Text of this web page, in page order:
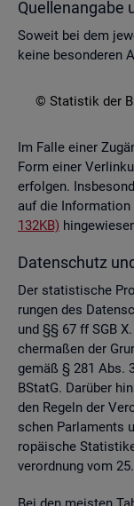
Quel­len­an­ga­be
So­weit bei dem
keine be­son­de­ren
© Sta­tis­tik der
Im Falle einer
Form einer
er­fol­gen.
auf die In­for­ma­ti­on
132KB)
Da­ten­schutz
Der sta­tis­ti­sche
run­gen des
und §§ 67 ff SGB
cher­ma­ßen der
gemäß § 281 Abs.
BStatG. Dar­über
den Re­geln der
schen Par­la­ments
ro­päi­sche
ver­ord­nung vom